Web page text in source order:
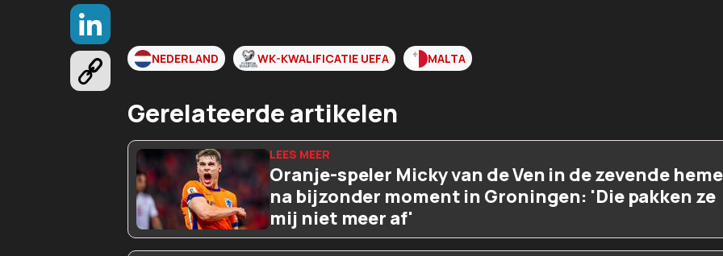
NEDERLAND WK-KWALIFICATIE UEFA MALTA
Gerelateerde artikelen
Oranje-speler Micky van de Ven in de zevende
na bijzonder moment in Groningen: 'Die pakken ze
mij niet meer af'